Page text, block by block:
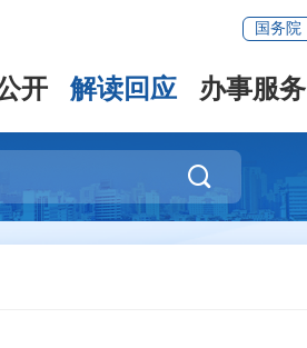
国务院
开 解读回应 办事服务
